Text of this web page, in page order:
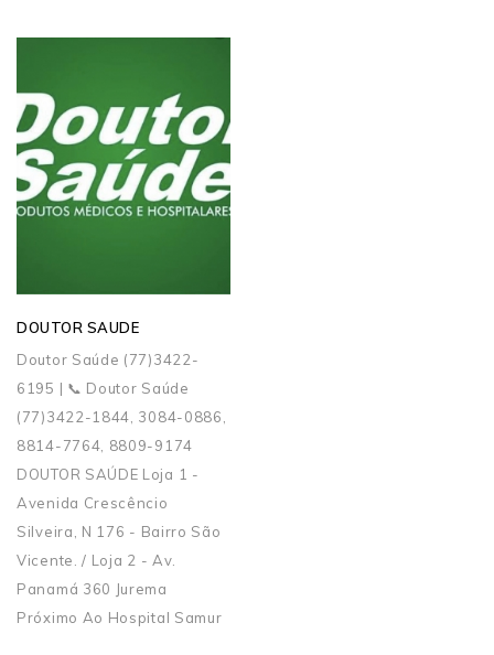
DOUTOR SAUDE
Doutor Saúde (77)3422-
6195 | 📞 Doutor Saúde
(77)3422-1844, 3084-0886,
8814-7764, 8809-9174
DOUTOR SAÚDE Loja 1 -
Avenida Crescêncio
Silveira, N 176 - Bairro São
Vicente. / Loja 2 - Av.
Panamá 360 Jurema
Próximo Ao Hospital Samur